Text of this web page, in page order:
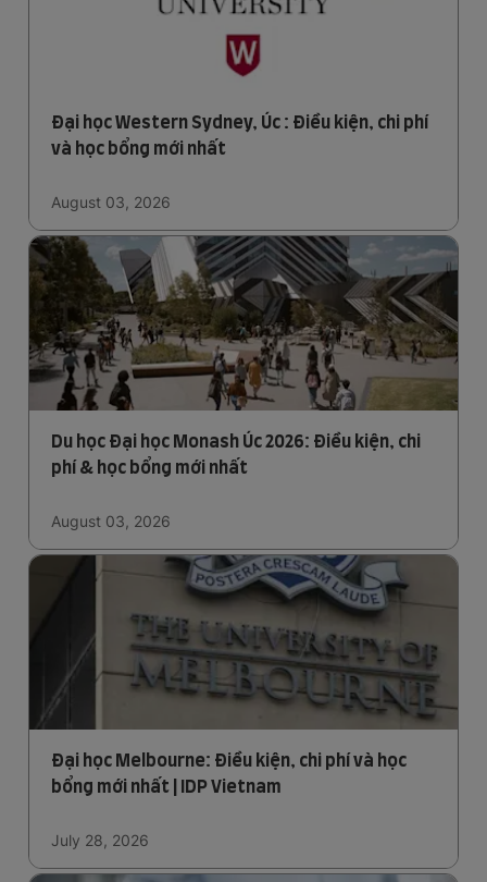
Đại học Western Sydney, Úc : Điều kiện, chi phí
và học bổng mới nhất
August 03, 2026
Du học Đại học Monash Úc 2026: Điều kiện, chi
phí & học bổng mới nhất
August 03, 2026
Đại học Melbourne: Điều kiện, chi phí và học
bổng mới nhất | IDP Vietnam
July 28, 2026